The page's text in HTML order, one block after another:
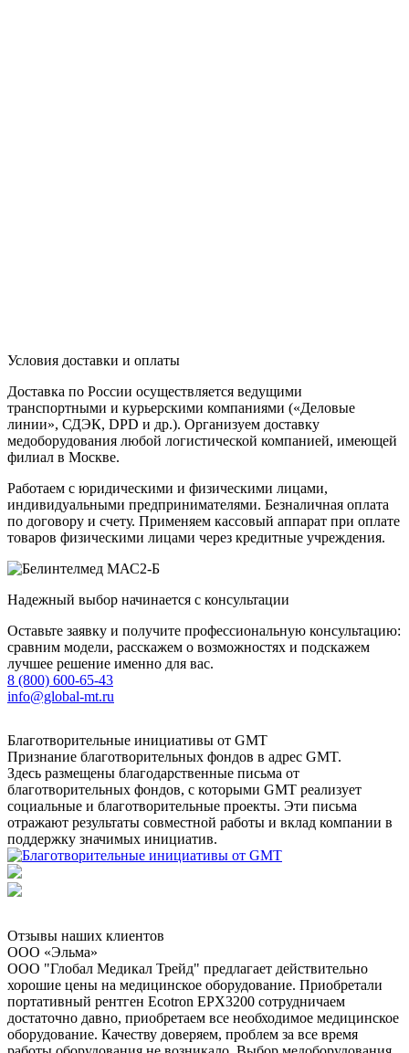
Условия доставки и оплаты
Доставка по России осуществляется ведущими
транспортными и курьерскими компаниями («Деловые
линии», СДЭК, DPD и др.). Организуем доставку
медоборудования любой логистической компанией, имеющей
филиал в Москве.
Работаем с юридическими и физическими лицами,
индивидуальными предпринимателями. Безналичная оплата
по договору и счету. Применяем кассовый аппарат при оплате
товаров физическими лицами через кредитные учреждения.
Надежный выбор начинается с консультации
Оставьте заявку и получите профессиональную консультацию:
сравним модели, расскажем о возможностях и подскажем
лучшее решение именно для вас.
8 (800) 600-65-43
info@global-mt.ru
Благотворительные инициативы от GMT
Признание благотворительных фондов в адрес GMT.
Здесь размещены благодарственные письма от
благотворительных фондов, с которыми GMT реализует
социальные и благотворительные проекты. Эти письма
отражают результаты совместной работы и вклад компании в
поддержку значимых инициатив.
Отзывы наших клиентов
ООО «Эльма»
ООО "Глобал Медикал Трейд" предлагает действительно
хорошие цены на медицинское оборудование. Приобретали
портативный рентген Ecotron EPX3200 сотрудничаем
достаточно давно, приобретаем все необходимое медицинское
оборудование. Качеству доверяем, проблем за все время